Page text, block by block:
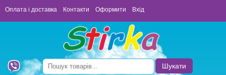
Оплата і доставка Контакти Оформити Вхід
Шукати